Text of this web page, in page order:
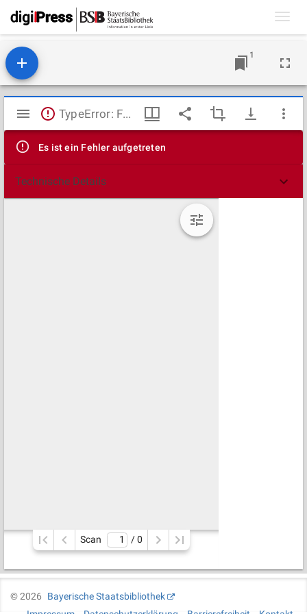
1
Mirador
Viewer
TypeError: Failed to fetch
Es ist ein Fehler aufgetreten
Technische Details
Scan / 0
©2026
Bayerische Staatsbibliothek